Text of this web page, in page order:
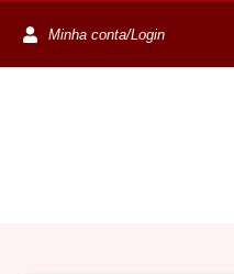
Minha conta/Login